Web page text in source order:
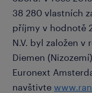
38 280 vlastních
příjmy v hodnotě
N.V. byl založen v
Diemen
Euronext
navštivte